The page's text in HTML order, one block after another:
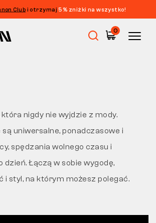
Club i otrzymaj 5% zniżki na wszystko!
0
która nigdy nie wyjdzie z mody.
są uniwersalne, ponadczasowe i
spędzania wolnego czasu i
dzień. Łączą w sobie wygodę,
i styl, na którym możesz polegać.